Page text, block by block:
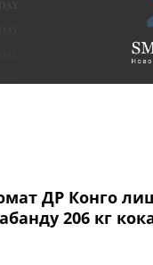
ДР Конго
206 кг